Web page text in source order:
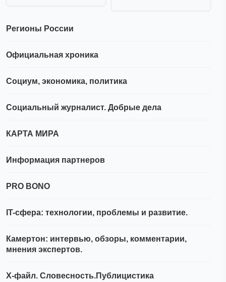
Регионы России
Официальная хроника
Социум, экономика, политика
Социальный журналист. Добрые дела
КАРТА МИРА
Информация партнеров
PRO BONO
IT-сфера: технологии, проблемы и развитие.
Камертон: интервью, обзоры, комментарии,
мнения экспертов.
Х-файл. Словесность.Публицистика